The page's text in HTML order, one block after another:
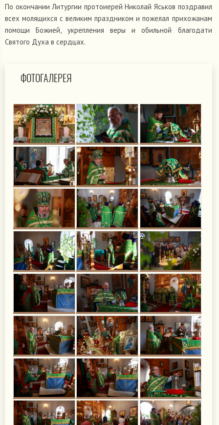
По окончании Литургии протоиерей Николай Яськов поздравил
всех молящихся с великим праздником и пожелал прихожанам
помощи Божией, укрепления веры и обильной благодати
Святого Духа в сердцах.
ФОТОГАЛЕРЕЯ